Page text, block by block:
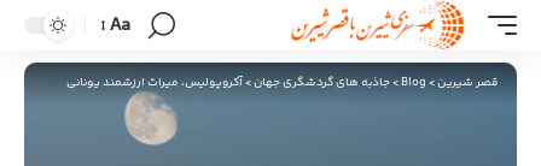
Aa
قصر شیرین>
Blog
>جاذبه های گردشگری جهان>آکروپولیس، میراث ارزشمند یونانی